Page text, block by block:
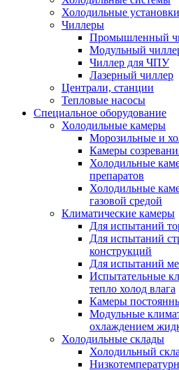
Холодильные установки
Чиллеры
Промышленный
Модульный
Чиллер для ЧПУ
Лазерный чиллер
Централи, станции
Тепловые насосы
Специальное оборудование
Холодильные камеры
Морозильные и
Камеры
Холодильные
препаратов
Холодильные
газовой средой
Климатические камеры
Для испытаний
Для испытаний
конструкций
Для испытаний
Испытательные
тепло холод влага
Камеры
Модульные
охлаждением
Холодильные склады
Холодильный